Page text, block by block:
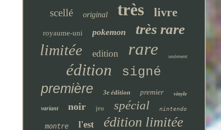
scellé original très livre
royaume-uni pokemon très rare
limitée edition rare seulement
édition
signé
première
3e édition premier vinyle
variant noir jeu spécial nintendo
montre l'est édition limitée